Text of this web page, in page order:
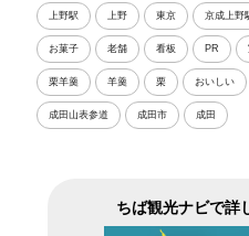
上野駅 上野 東京 京成上野
お菓子 老舗 看板 PR
栗羊羹 羊羹 栗 おいしい
成田山表参道 成田市 成田
ちば観光ナビで詳